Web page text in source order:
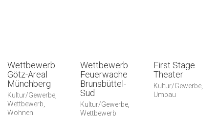
Wettbewerb
Götz-Areal
Münchberg
Kultur/Gewerbe
Wettbewerb
Wohnen
Wettbewerb
Feuerwache
Brunsbüttel-
Süd
Kultur/Gewerbe
Wettbewerb
First Stage
Theater
Kultur/Gewerbe,
Umbau